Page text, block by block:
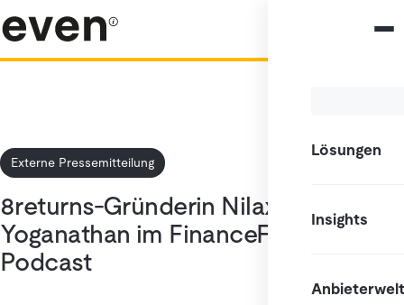
Lösungen
Insights
Anbieterwelt
Externe Pressemitteilung
8returns-Gründerin Nilaxsa
Yoganathan im FinanceFWD-
Podcast